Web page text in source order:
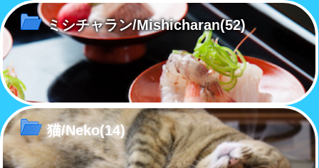
ミシチャラン/Mishicharan(52)
猫/Neko(14)